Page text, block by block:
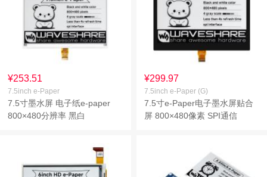
¥253.51
7.5inch e-Paper
7.5寸墨水屏 电子纸e-paper
800×480分辨率 黑白
¥299.97
7.5inch e-Paper (G)
7.5寸e-Paper电子墨水屏贴合
屏 800×480像素 SPI通信